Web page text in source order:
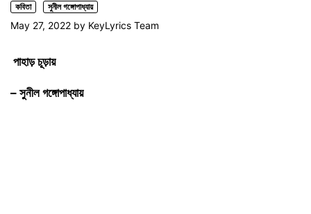
কবিতা সুনীল গঙ্গোপাধ্যায়
May 27, 2022 by KeyLyrics Team
পাহাড় চূড়ায়
– সুনীল গঙ্গোপাধ্যায়